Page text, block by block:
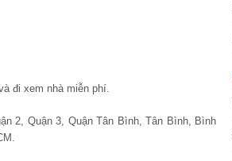
đi xem nhà miễn phí.
2, Quận 3, Quận Tân Bình, Tân Bình, Bình